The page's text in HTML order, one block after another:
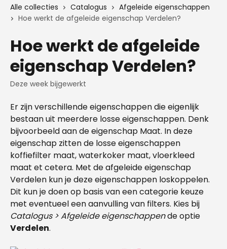
Alle collecties Catalogus
Afgeleide eigenschappen
Hoe werkt de afgeleide eigenschap Verdelen?
Hoe werkt de afgeleide
eigenschap Verdelen?
Deze week bijgewerkt
Er zijn verschillende eigenschappen die eigenlijk
bestaan uit meerdere losse eigenschappen. Denk
bijvoorbeeld aan de eigenschap Maat. In deze
eigenschap zitten de losse eigenschappen
koffiefilter maat, waterkoker maat, vloerkleed
maat et cetera. Met de afgeleide eigenschap
Verdelen kun je deze eigenschappen loskoppelen.
Dit kun je doen op basis van een categorie keuze
met eventueel een aanvulling van filters. Kies bij
Catalogus > Afgeleide eigenschappen de optie
Verdelen.